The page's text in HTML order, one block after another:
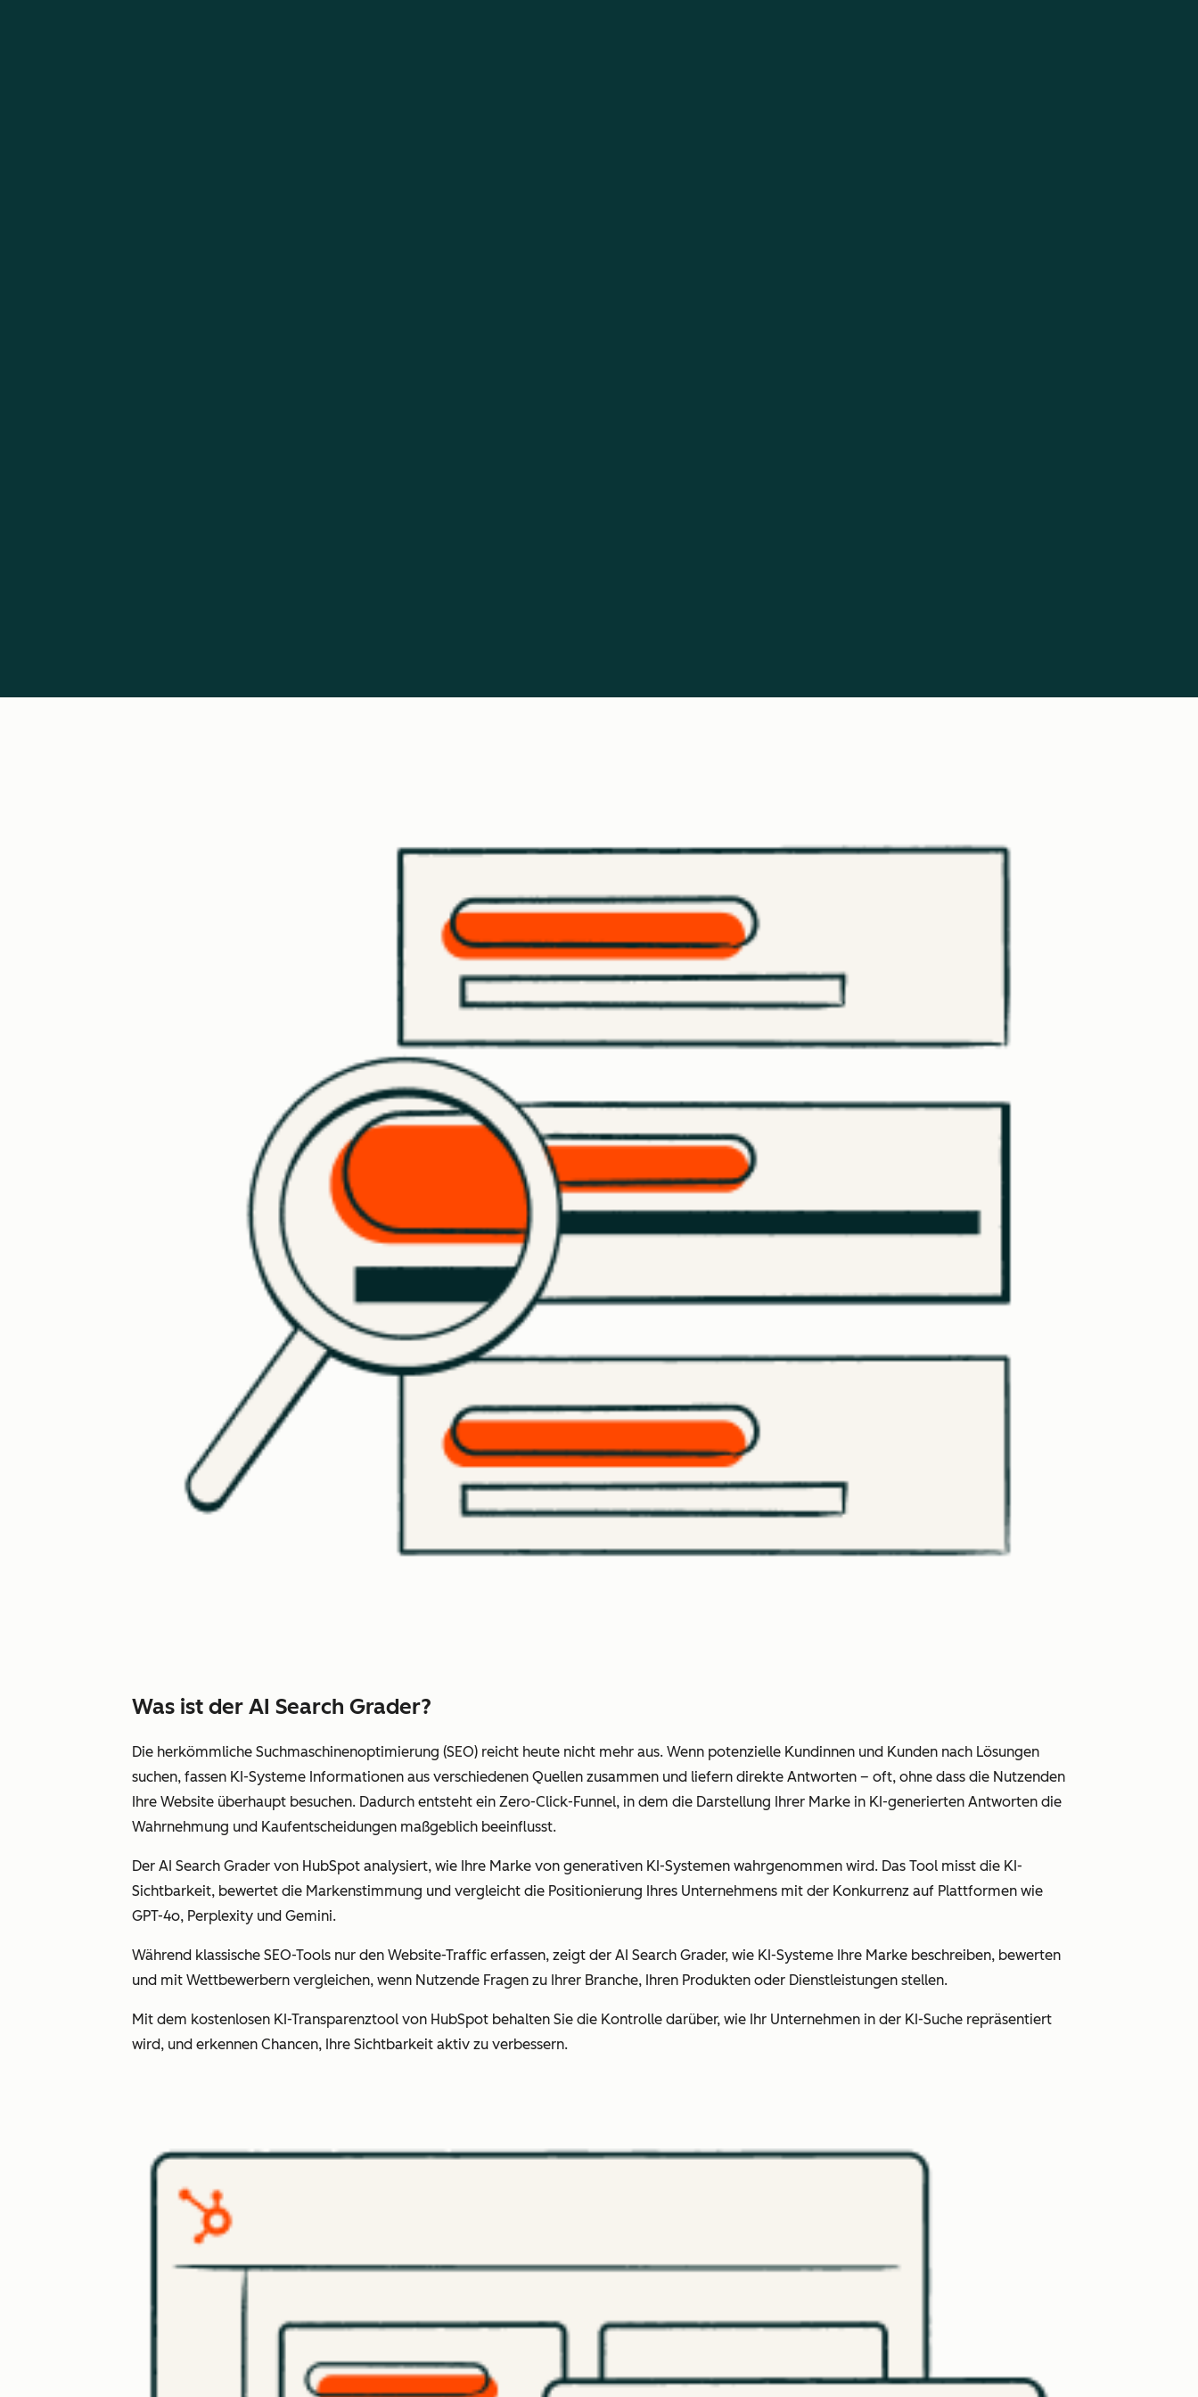
Was ist der AI Search Grader?
Die herkömmliche Suchmaschinenoptimierung (SEO) reicht heute nicht mehr aus. Wenn potenzielle Kundinnen und Kunden nach Lösungen
suchen, fassen KI-Systeme Informationen aus verschiedenen Quellen zusammen und liefern direkte Antworten – oft, ohne dass die Nutzenden
Ihre Website überhaupt besuchen. Dadurch entsteht ein Zero-Click-Funnel, in dem die Darstellung Ihrer Marke in KI-generierten Antworten die
Wahrnehmung und Kaufentscheidungen maßgeblich beeinflusst.
Der AI Search Grader von HubSpot analysiert, wie Ihre Marke von generativen KI-Systemen wahrgenommen wird. Das Tool misst die KI-
Sichtbarkeit, bewertet die Markenstimmung und vergleicht die Positionierung Ihres Unternehmens mit der Konkurrenz auf Plattformen wie
GPT-4o, Perplexity und Gemini.
Während klassische SEO-Tools nur den Website-Traffic erfassen, zeigt der AI Search Grader, wie KI-Systeme Ihre Marke beschreiben, bewerten
und mit Wettbewerbern vergleichen, wenn Nutzende Fragen zu Ihrer Branche, Ihren Produkten oder Dienstleistungen stellen.
Mit dem kostenlosen KI-Transparenztool von HubSpot behalten Sie die Kontrolle darüber, wie Ihr Unternehmen in der KI-Suche repräsentiert
wird, und erkennen Chancen, Ihre Sichtbarkeit aktiv zu verbessern.